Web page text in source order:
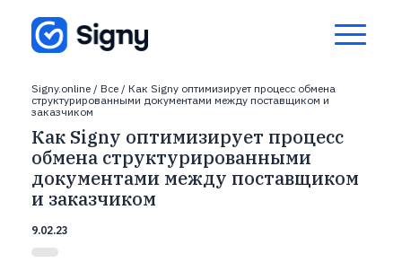
Signy.online / Все / Как Signy оптимизирует процесс обмена
структурированными документами между поставщиком и
заказчиком
Как Signy оптимизирует процесс
обмена структурированными
документами между поставщиком
и заказчиком
9.02.23